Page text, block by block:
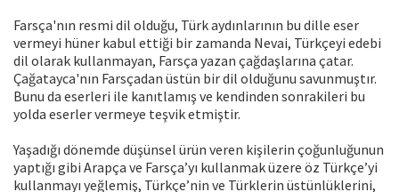
Farsça'nın resmi dil olduğu, Türk aydınlarının bu dille eser
vermeyi hüner kabul ettiği bir zamanda Nevai, Türkçeyi edebi
dil olarak kullanmayan, Farsça yazan çağdaşlarına çatar.
Çağatayca'nın Farsçadan üstün bir dil olduğunu savunmuştır.
Bunu da eserleri ile kanıtlamış ve kendinden sonrakileri bu
yolda eserler vermeye teşvik etmiştir.
Yaşadığı dönemde düşünsel ürün veren kişilerin çoğunluğunun
yaptığı gibi Arapça ve Farsça’yı kullanmak üzere öz Türkçe’yi
kullanmayı yeğlemiş, Türkçe’nin ve Türklerin üstünlüklerini,